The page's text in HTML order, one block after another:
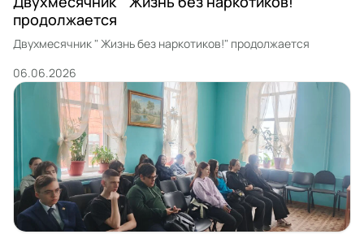
продолжается
Двухмесячник " Жизнь без наркотиков!" продолжается
06.06.2026